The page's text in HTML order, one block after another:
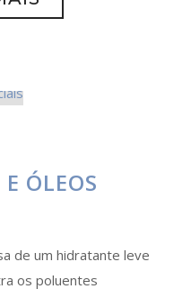
ÓLEOS
de um hidratante leve
os poluentes